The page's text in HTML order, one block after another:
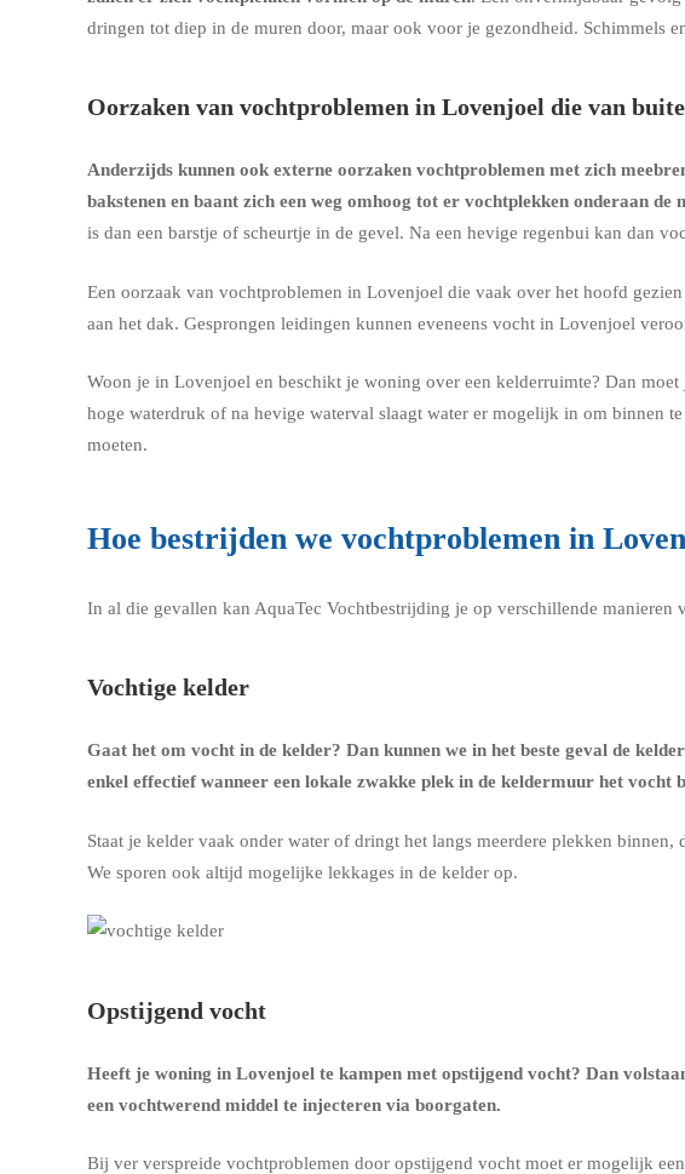
dringen tot diep in de muren door, maar ook voor je gezondheid. Schimmels
Oorzaken van vochtproblemen in Lovenjoel die van
Anderzijds kunnen ook externe oorzaken vochtproblemen met zich
bakstenen en baant zich een weg omhoog tot er vochtplekken onderaan de
is dan een barstje of scheurtje in de gevel. Na een hevige regenbui kan dan
Een oorzaak van vochtproblemen in Lovenjoel die vaak over het hoofd
aan het dak. Gesprongen leidingen kunnen eveneens vocht in Lovenjoel
Woon je in Lovenjoel en beschikt je woning over een kelderruimte? Dan
hoge waterdruk of na hevige waterval slaagt water er mogelijk in om binnen
moeten.
Hoe bestrijden we vochtproblemen in
In al die gevallen kan AquaTec Vochtbestrijding je op verschillende
Vochtige kelder
Gaat het om vocht in de kelder? Dan kunnen we in het beste geval de
enkel effectief wanneer een lokale zwakke plek in de keldermuur het vocht
Staat je kelder vaak onder water of dringt het langs meerdere plekken
We sporen ook altijd mogelijke lekkages in de kelder op.
Opstijgend vocht
Heeft je woning in Lovenjoel te kampen met opstijgend vocht? Dan
een vochtwerend middel te injecteren via boorgaten.
Bij ver verspreide vochtproblemen door opstijgend vocht moet er mogelijk